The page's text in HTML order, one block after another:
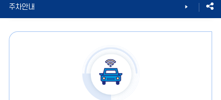
열
대학소개
캠퍼스안내
주차안내